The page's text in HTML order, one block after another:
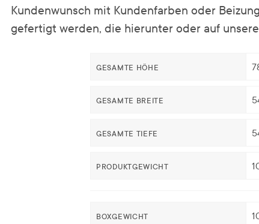
Kundenwunsch mit Kundenfarben oder
gefertigt werden, die hierunter oder auf
GESAMTE HÖHE
GESAMTE BREITE
GESAMTE TIEFE
PRODUKTGEWICHT
BOXGEWICHT